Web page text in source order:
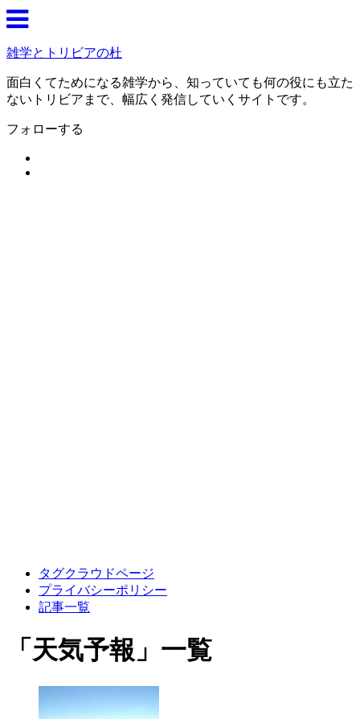
雑学とトリビアの杜
面白くてためになる雑学から、知っていても何の役にも立た
ないトリビアまで、幅広く発信していくサイトです。
フォローする
タグクラウドページ
プライバシーポリシー
記事一覧
「 天気予報 」 一覧